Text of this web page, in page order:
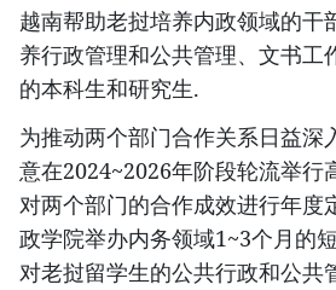
越南帮助老挝培养内政领域的干
养行政管理和公共管理、文书工
的本科生和研究生.
为推动两个部门合作关系日益深
意在2024~2026年阶段轮流举行
对两个部门的合作成效进行年度
政学院举办内务领域1~3个月的
对老挝留学生的公共行政和公共